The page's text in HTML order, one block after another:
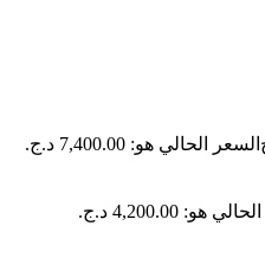
السعر الحالي هو: 7,400.00 د.ج.
هو: 4,200.00 د.ج.